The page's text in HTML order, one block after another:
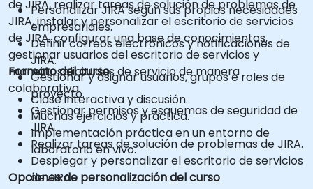
de JIRA, realizar tareas de solución de problemas de
JIRA, instalar y personalizar el escritorio de servicios
de JIRA, configurar una base de conocimientos,
gestionar usuarios del escritorio de servicios y
manejar solicitudes de servicio de manera
colaborativa.
Personalizar JIRA según sus propias necesidades
empresariales.
Definir correos electrónicos y notificaciones de
JIRA.
Gestionar y asignar usuarios, grupos e roles de
proyecto.
Gestionar permisos y esquemas de seguridad de
JIRA.
Realizar tareas de solución de problemas de JIRA.
Desplegar y personalizar el escritorio de servicios
de JIRA.
Formato del curso
Clase interactiva y discusión.
Muchas ejercicios y práctica.
Implementación práctica en un entorno de
laboratorio en vivo.
Opciones de personalización del curso